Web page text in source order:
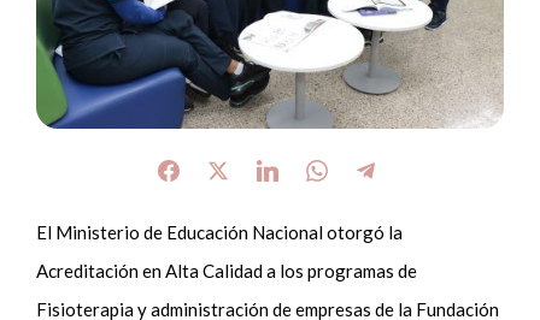
El Ministerio de Educación Nacional otorgó la
Acreditación en Alta Calidad a los programas de
Fisioterapia y administración de empresas de la Fundación